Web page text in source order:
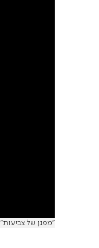
"מפגן של צביעות"